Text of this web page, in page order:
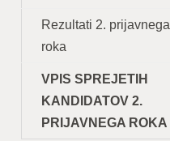
Rezultati 2. prijavnega
roka
VPIS SPREJETIH
KANDIDATOV 2.
PRIJAVNEGA ROKA